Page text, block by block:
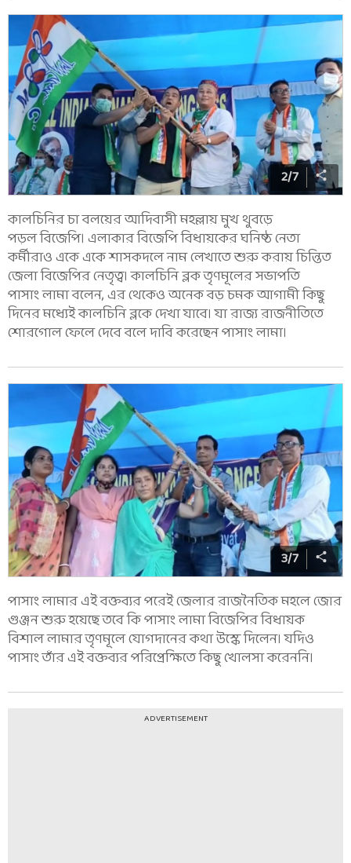
2/7
কালচিনির চা বলয়ের আদিবাসী মহল্লায় মুখ থুবড়ে
পড়ল বিজেপি। এলাকার বিজেপি বিধায়কের ঘনিষ্ঠ নেতা
কর্মীরাও একে একে শাসকদলে নাম লেখাতে শুরু করায় চিন্তিত
জেলা বিজেপির নেতৃত্ব। কালচিনি ব্লক তৃণমূলের সভাপতি
পাসাং লামা বলেন, এর থেকেও অনেক বড় চমক আগামী কিছু
দিনের মধ্যেই কালচিনি ব্লকে দেখা যাবে। যা রাজ্য রাজনীতিতে
শোরগোল ফেলে দেবে বলে দাবি করেছেন পাসাং লামা।
3/7
পাসাং লামার এই বক্তব্যর পরেই জেলার রাজনৈতিক মহলে জোর
গুঞ্জন শুরু হয়েছে তবে কি পাসাং লামা বিজেপির বিধায়ক
বিশাল লামার তৃণমূলে যোগদানের কথা উস্কে দিলেন। যদিও
পাসাং তাঁর এই বক্তব্যর পরিপ্রেক্ষিতে কিছু খোলসা করেননি।
ADVERTISEMENT